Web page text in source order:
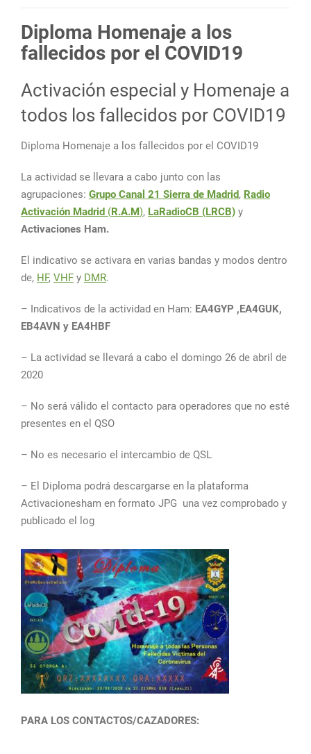
a
los
por
COVID19
Diploma Homenaje a los
fallecidos por el COVID19
Activación especial y Homenaje a
todos los fallecidos por COVID19
Diploma Homenaje a los fallecidos por el COVID19
La actividad se llevara a cabo junto con las
agrupaciones: Grupo Canal 21 Sierra de Madrid, Radio
Activación Madrid (R.A.M), LaRadioCB (LRCB) y
Activaciones Ham.
El indicativo se activara en varias bandas y modos dentro
de, HF, VHF y DMR.
– Indicativos de la actividad en Ham: EA4GYP ,EA4GUK,
EB4AVN y EA4HBF
– La actividad se llevará a cabo el domingo 26 de abril de
2020
– No será válido el contacto para operadores que no esté
presentes en el QSO
– No es necesario el intercambio de QSL
– El Diploma podrá descargarse en la plataforma
Activacionesham en formato JPG una vez comprobado y
publicado el log
PARA LOS CONTACTOS/CAZADORES: